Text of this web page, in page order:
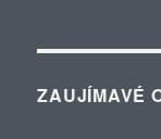
ZAUJÍMAVÉ